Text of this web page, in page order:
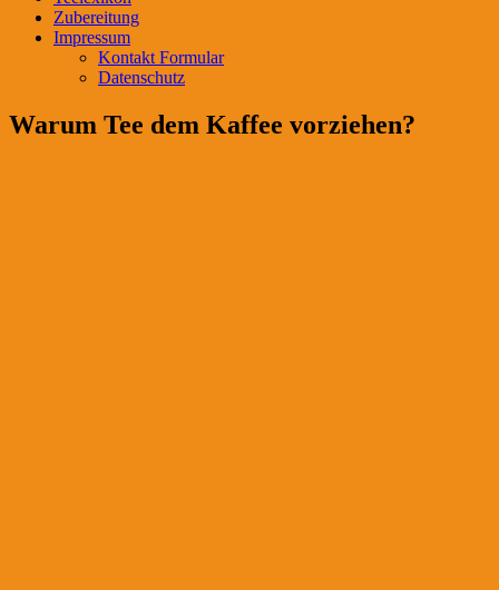
Zubereitung
Impressum
Kontakt Formular
Datenschutz
Warum Tee dem Kaffee vorziehen?